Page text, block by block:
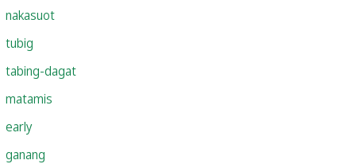
nakasuot
tubig
tabing-dagat
matamis
early
ganang